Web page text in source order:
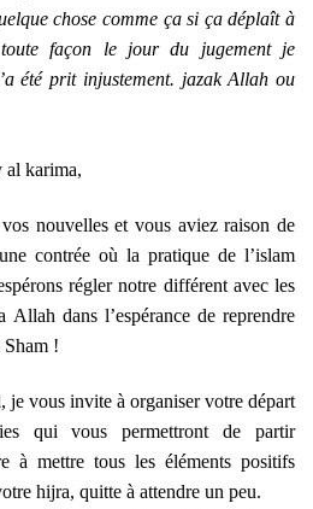
chose comme ça si ça déplaît à
façon le jour du jugement je
été prit injustement. jazak Allah ou
al karima,
nouvelles et vous aviez raison de
contrée où la pratique de l’islam
régler notre différent avec les
Allah dans l’espérance de reprendre
Sham !
je vous invite à organiser votre départ
qui vous permettront de partir
à mettre tous les éléments positifs
hijra, quitte à attendre un peu.